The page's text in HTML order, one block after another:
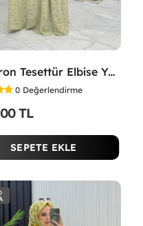
Makaron Tesettür Elbise Yeşil Yeşil
0 Değerlendirme
TL
SEPETE EKLE